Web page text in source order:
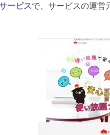
ービスで、サービスの運営